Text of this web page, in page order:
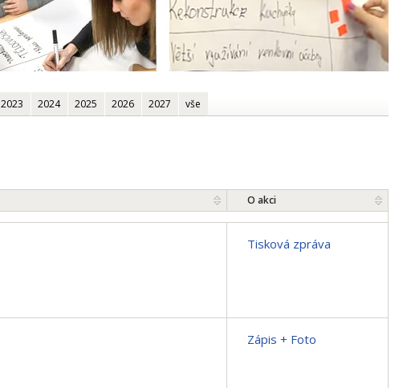
2023 2024 2025 2026 2027 vše
O akci
Tisková zpráva
Zápis + Foto